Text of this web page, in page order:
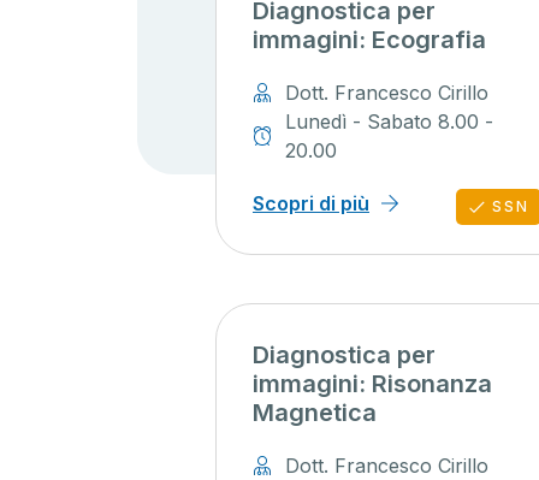
Diagnostica per
immagini: Ecografia
Dott. Francesco Cirillo
Lunedì - Sabato 8.00 -
20.00
Scopri di più SSN
Diagnostica per
immagini: Risonanza
Magnetica
Dott. Francesco Cirillo